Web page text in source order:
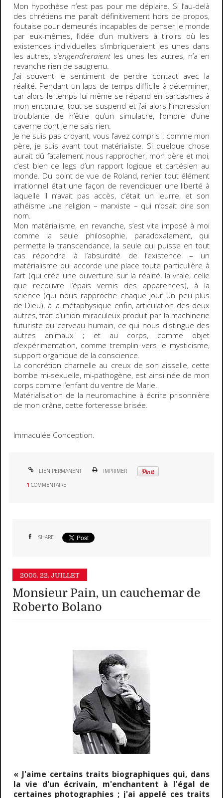
Mon hypothèse n’est pas pour me déplaire. Si l’au-delà
des chrétiens me paraît définitivement hors de propos,
foutaise pour demeurés incapables de penser le monde
par eux-mêmes, l’idée d’un multivers à tiroirs où les
existences individuelles s’imbriqueraient les unes dans
les autres, s’engendreraientles unes les autres, n’a en
revanche rien de saugrenu.
J’ai souvent le sentiment de perdre contact avec la
réalité. Pendant un laps de temps difficile à déterminer,
car alors le temps lui-même se répand en sarcasmes à
mon encontre, tout se suspend et j’ai alors l’impression
troublante de n’être qu’un simulacre, l’ombre d’une
caverne dont je ne sais rien.
Je ne suis pas croyant, vous l’avez compris : comme mon
père, je suis avant tout matérialiste. Si quelque chose
aurait dû fatalement nous rapprocher, mon père et moi,
c’est bien ce legs d’un rapport logique et cartésien au
monde. Du point de vue de Roland, renier tout élément
irrationnel était une façon de revendiquer une liberté à
laquelle il n’avait pas accès, c’était un leurre, et son
athéisme une religion – marxiste – qui n’osait dire son
nom.
Mon matérialisme, en revanche, s’est vite imposé à moi
comme la seule philosophie, paradoxalement, qui
permette la transcendance, la seule qui puisse en tout
cas répondre à l’absurdité de l’existence – un
matérialisme qui accorde une place toute particulière à
l’art (qui crée une ouverture sur la réalité, la vraie, celle
que recouvre l’épais vernis des apparences), à la
science (qui nous rapproche chaque jour un peu plus
de Dieu), à la métaphysique enfin, articulation des deux
autres, trait d’union miraculeux produit par la machinerie
futuriste du cerveau humain, ce qui nous distingue des
autres animaux ; et au corps, comme objet
d’expérimentation, comme tremplin vers le mysticisme,
support organique de la conscience.
La concrétion charnelle au creux de son aisselle, cette
bombe mi-sexuelle, mi-pathogène, est ainsi née de mon
corps comme l’enfant du ventre de Marie.
Matérialisation de la neuromachine à écrire prisonnière
de mon crâne, cette forteresse brisée.
Immaculée Conception.
LIEN PERMANENT IMPRIMER
1 COMMENTAIRE
SHARE
2005. 22. JUILLET
Monsieur Pain, un cauchemar de
Roberto Bolano
« J'aime certains traits biographiques qui, dans
la vie d'un écrivain, m'enchantent à l'égal de
certaines photographies ; j'ai appelé ces traits